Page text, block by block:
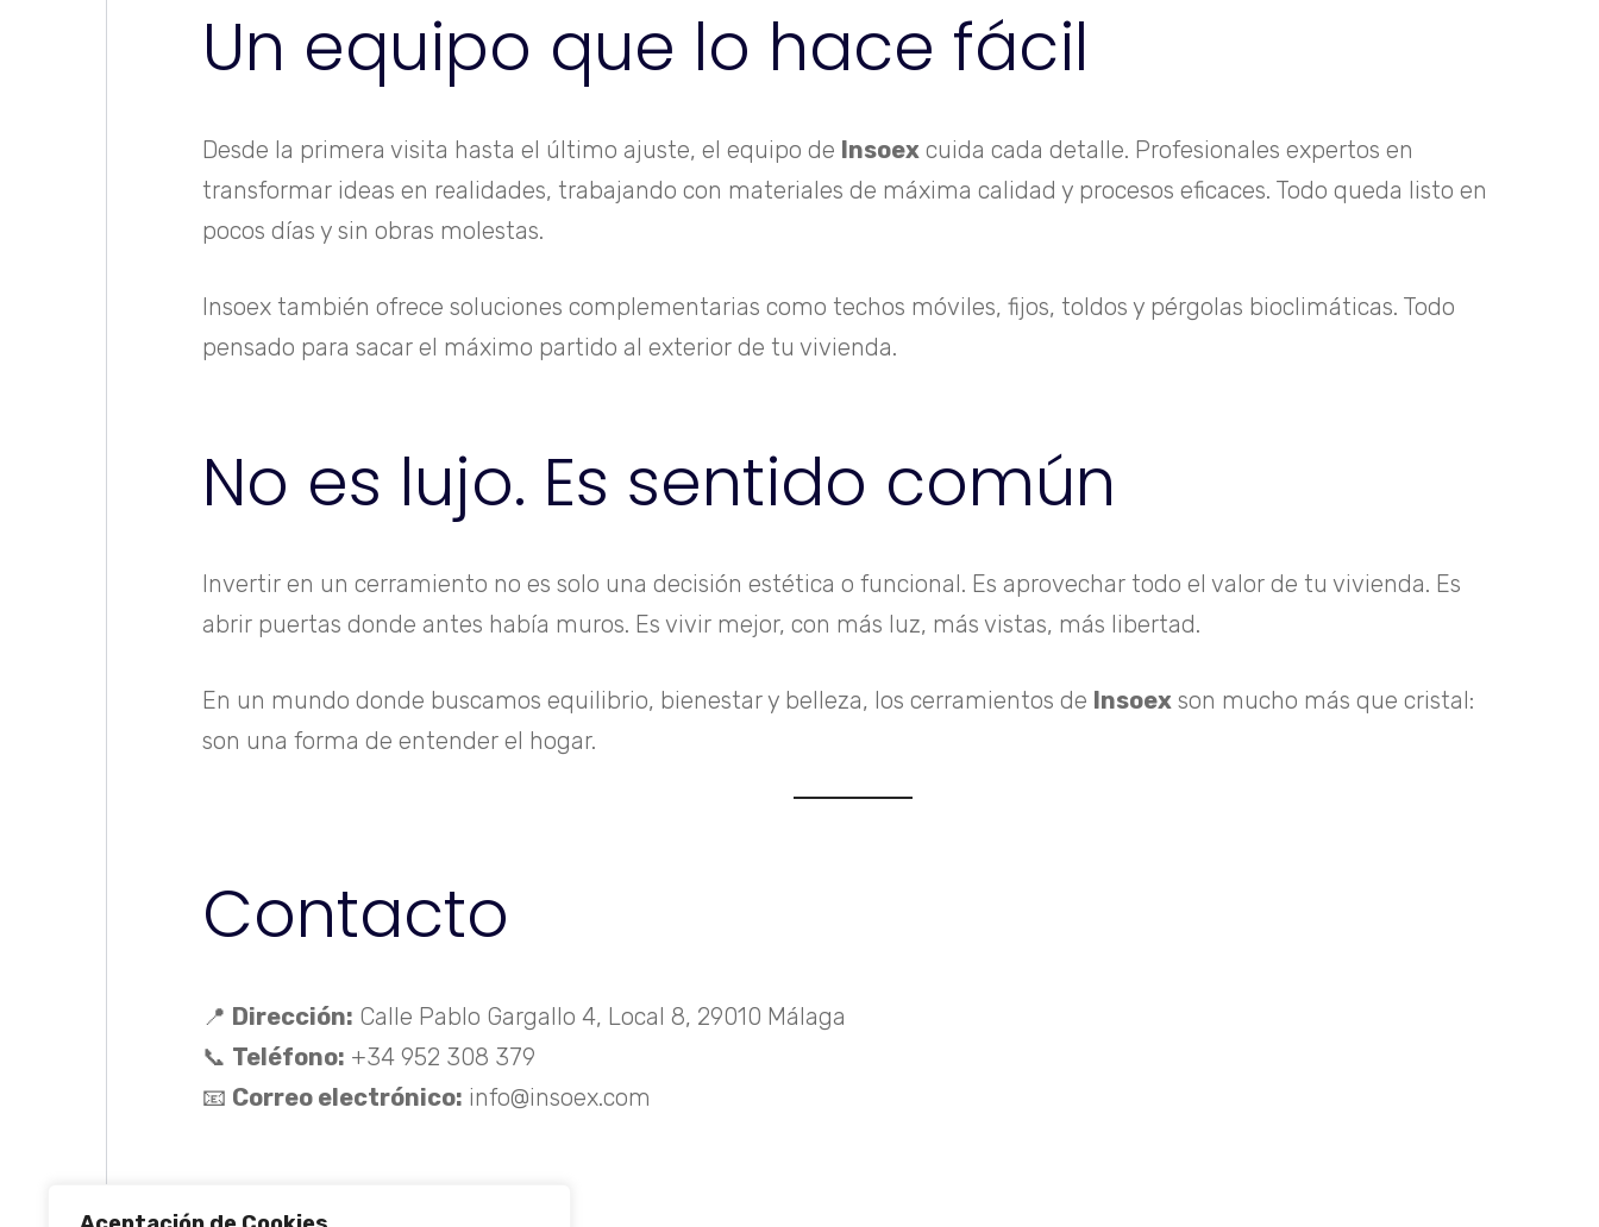
Un equipo que lo hace fácil
Desde la primera visita hasta el último ajuste, el equipo de Insoex cuida cada detalle. Profesionales expertos en
transformar ideas en realidades, trabajando con materiales de máxima calidad y procesos eficaces. Todo queda listo en
pocos días y sin obras molestas.
Insoex también ofrece soluciones complementarias como techos móviles, fijos, toldos y pérgolas bioclimáticas. Todo
pensado para sacar el máximo partido al exterior de tu vivienda.
No es lujo. Es sentido común
Invertir en un cerramiento no es solo una decisión estética o funcional. Es aprovechar todo el valor de tu vivienda. Es
abrir puertas donde antes había muros. Es vivir mejor, con más luz, más vistas, más libertad.
En un mundo donde buscamos equilibrio, bienestar y belleza, los cerramientos de Insoex son mucho más que cristal:
son una forma de entender el hogar.
Contacto
📍 Dirección: Calle Pablo Gargallo 4, Local 8, 29010 Málaga
📞 Teléfono: +34 952 308 379
📧 Correo electrónico: info@insoex.com